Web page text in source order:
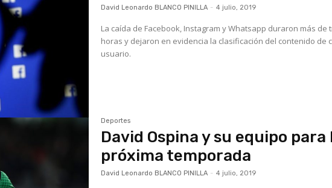
David Leonardo BLANCO PINILLA - 4 julio, 2019
La caída de Facebook, Instagram y Whatsapp duraron más de
horas y dejaron en evidencia la clasificación del contenido de
usuario.
Deportes
David Ospina y su equipo para
próxima temporada
David Leonardo BLANCO PINILLA - 4 julio, 2019